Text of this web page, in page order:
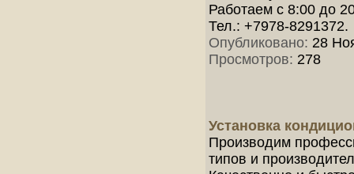
Работаем с 8:00 до
Тел.: +7978-8291372.
Опубликовано: 28
Просмотров: 278
Установка
Производим
типов и